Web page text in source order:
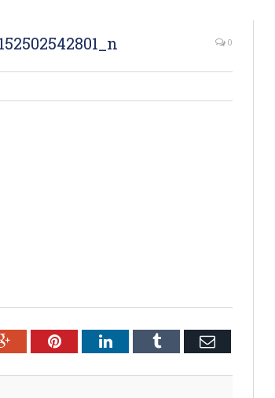
0
Google+PinterestLinkedInTumblr Email